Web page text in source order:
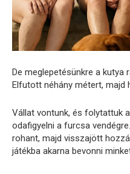
De meglepetésünkre a
Elfutott néhány métert, majd
Vállat vontunk, és folytattuk
odafigyelni a furcsa
rohant, majd visszajött
játékba akarna bevonni